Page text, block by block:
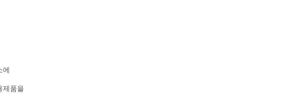
제품을